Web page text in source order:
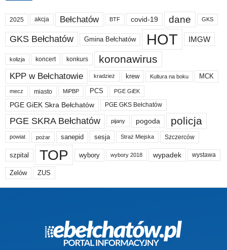
2025 akcja Bełchatów BTF covid-19 dane GKS
GKS Bełchatów Gmina Bełchatów HOT IMGW
kolizja koncert konkurs koronawirus
KPP w Bełchatowie kradzież krew Kultura na boku MCK
mecz miasto MiPBP PCS PGE GiEK
PGE GiEK Skra Bełchatów PGE GKS Bełchatów
PGE SKRA Bełchatów pijany pogoda policja
powiat pożar sanepid sesja Straż Miejska Szczerców
szpital TOP wybory wybory 2018 wypadek wystawa
Zelów ZUS